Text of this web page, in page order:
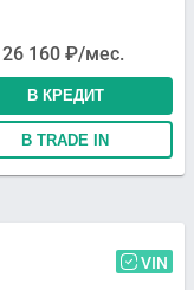
26 160 ₽/мес.
В КРЕДИТ
В TRADE IN
VIN